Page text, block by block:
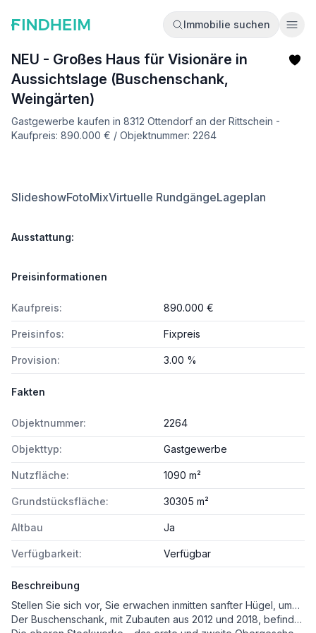
Immobilie suchen
NEU - Großes Haus für Visionäre in
Aussichtslage (Buschenschank,
Weingärten)
Gastgewerbe kaufen in 8312 Ottendorf an der Rittschein -
Kaufpreis: 890.000 € / Objektnummer: 2264
SlideshowFotoMixVirtuelle RundgängeLageplan
Ausstattung:
Preisinformationen
Kaufpreis: 890.000 €
Preisinfos: Fixpreis
Provision: 3.00 %
Fakten
Objektnummer: 2264
Objekttyp: Gastgewerbe
Nutzfläche: 1090 m²
Grundstücksfläche: 30305 m²
Altbau Ja
Verfügbarkeit: Verfügbar
Beschreibung
Stellen Sie sich vor, Sie erwachen inmitten sanfter Hügel, umgeben von gepflegten Weinbergen, während die Riegersburg majestätisch am Horizont erscheint – genau hier, in der begehrten Hügellandschaft von Krennach, wartet eine Liegenschaft, die in der Südoststeiermark ihresgleichen sucht. Dieses außergewöhnliche Anwesen vereint eine idyllische Lage, weitläufige landwirtschaftliche Flächen, gepflegte Weingärten, großzügige Parkmöglichkeiten und einen vollständig renovierten Buschenschank, der sofort betrieben oder flexibel anders genutzt werden kann.
Der Buschenschank, mit Zubauten aus 2012 und 2018, befindet sich im Untergeschoss und wurde umfassend modernisiert. Helle, einladende Gasträume, zwei beeindruckende Wintergärten mit weitem Blick über die Hügellandschaft, eine funktionale Küche, ein stilvoller Barbereich direkt daneben Getränkekühllager, hochwertige Holzfenster, Fußbodenheizung und moderne Sanitäranlagen schaffen ein Ambiente, das traditionelle steirische Gemütlichkeit mit zeitgemäßem Komfort verbindet. Hier kann ohne Verzögerung gestartet werden – ideal für Gastronomen, Genussmenschen oder kreative Unternehmer.